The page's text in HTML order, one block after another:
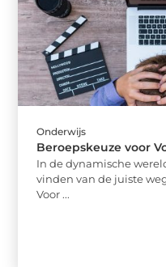
Onderwijs
Beroepskeuze voor
In de dynamische
vinden van de juiste
Voor ...